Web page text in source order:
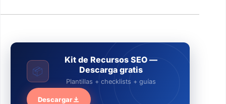
📦
Kit de Recursos SEO —
Descarga gratis
Plantillas + checklists + guías
Descargar